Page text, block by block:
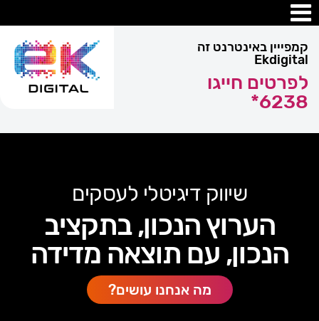
קמפייין באינטרנט זה
Ekdigital
לפרטים חייגו
6238*
שיווק דיגיטלי לעסקים
הערוץ הנכון, בתקציב
הנכון, עם תוצאה מדידה
מה אנחנו עושים?